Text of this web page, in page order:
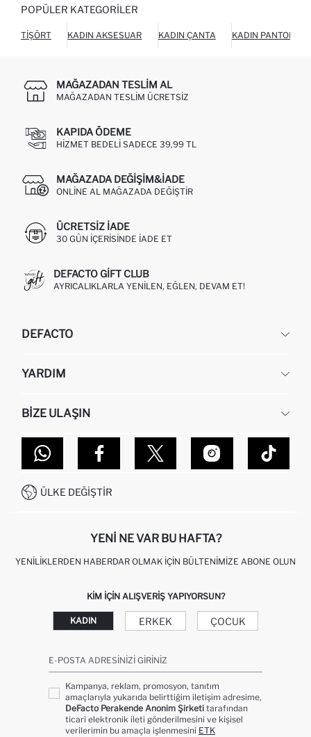
POPÜLER KATEGORILER
TIŞÖRT KADIN AKSESUAR KADIN ÇANTA KADIN PANTOLON
MAĞAZADAN TESLIM AL
MAĞAZADAN TESLIM ÜCRETSIZ
KAPIDA ÖDEME
HIZMET BEDELI SADECE 39,99 TL
MAĞAZADA DEĞIŞIM&İADE
ONLINE AL MAĞAZADA DEĞIŞTIR
ÜCRETSIZ IADE
30 GÜN IÇERISINDE IADE ET
DEFACTO GIFT CLUB
AYRICALIKLARLA YENILEN, EĞLEN, DEVAM ET!
DEFACTO
HAKKIMIZDA
KURUMSAL SATIŞ
DEFACTO TEKNOLOJI
SITEMAP
YARDIM
SIPARIŞIMI NASIL TAKIP EDERIM?
NASIL İADE EDERIM?
GIFT CLUB SIKÇA SORULAN SORULAR
İŞLEM REHBERI
KAMPANYALAR
BIZE ULAŞIN
MAĞAZALARIMIZ
İLETIŞIM FORMU
0850 333 22 86
ÜLKE DEĞIŞTIR
YENI NE VAR BU HAFTA?
YENILIKLERDEN HABERDAR OLMAK İÇIN BÜLTENIMIZE ABONE OLUN
KIM IÇIN ALIŞVERIŞ YAPIYORSUN?
KADIN ERKEK ÇOCUK
E-POSTA ADRESINIZI GIRINIZ
Kampanya, reklam, promosyon, tanıtım
amaçlarıyla yukarıda belirttiğim iletişim adresime,
DeFacto Perakende Anonim Şirketi tarafından
ticari elektronik ileti gönderilmesini ve kişisel
verilerimin bu amaçla işlenmesini ETK